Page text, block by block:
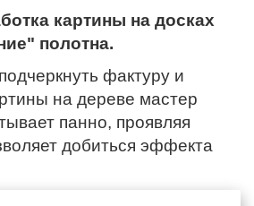
картины на досках
полотна.
фактуру и
на дереве мастер
панно, проявляя
добиться эффекта